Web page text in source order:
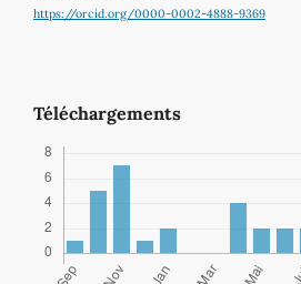
https://orcid.org/0000-0002-4888-9369
Téléchargements